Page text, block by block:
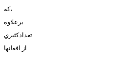
،که
برعلاوه
تعدادکثيري
از افغانها